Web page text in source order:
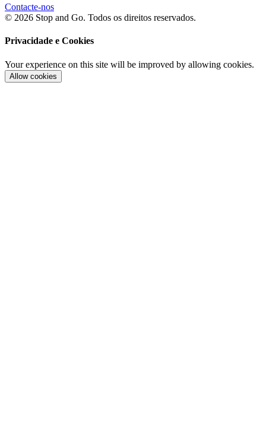
Contacte-nos
© 2026 Stop and Go. Todos os direitos reservados.
Privacidade e Cookies
Your experience on this site will be improved by allowing cookies.
Allow cookies